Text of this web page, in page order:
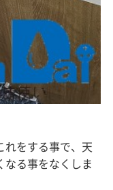
をする事で、天
る事をなくしま